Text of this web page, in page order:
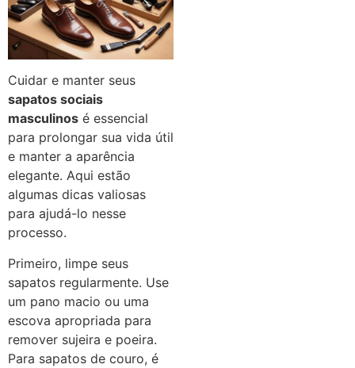
Cuidar e manter seus
sapatos sociais
masculinos é essencial
para prolongar sua vida útil
e manter a aparência
elegante. Aqui estão
algumas dicas valiosas
para ajudá-lo nesse
processo.
Primeiro, limpe seus
sapatos regularmente. Use
um pano macio ou uma
escova apropriada para
remover sujeira e poeira.
Para sapatos de couro, é